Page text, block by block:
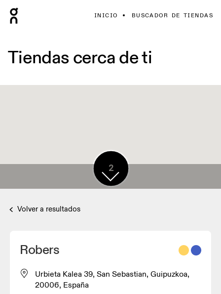
INICIO BUSCADOR DE TIENDAS
Tiendas cerca de ti
6
2
Volver a resultados
Robers
Urbieta Kalea 39, San Sebastian, Guipuzkoa,
20006, España